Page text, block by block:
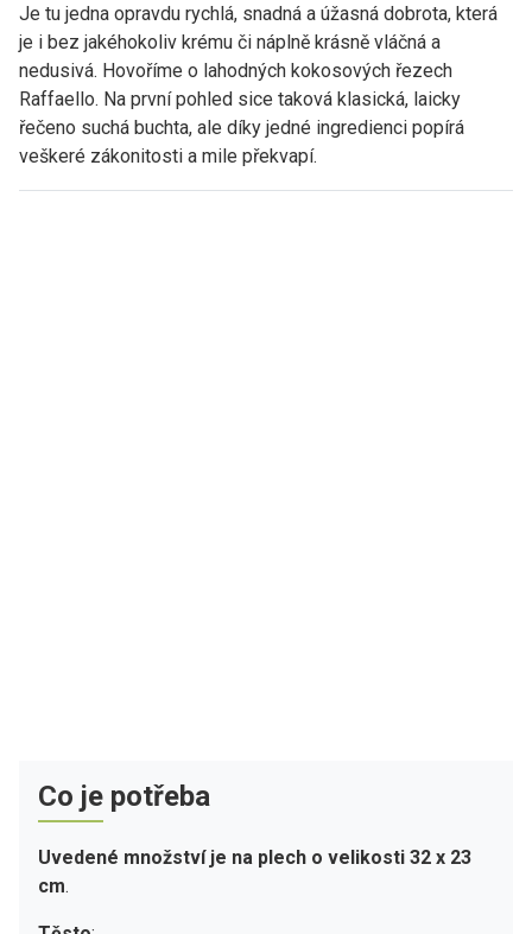
Je tu jedna opravdu rychlá, snadná a úžasná dobrota, která
je i bez jakéhokoliv krému či náplně krásně vláčná a
nedusivá. Hovoříme o lahodných kokosových řezech
Raffaello. Na první pohled sice taková klasická, laicky
řečeno suchá buchta, ale díky jedné ingredienci popírá
veškeré zákonitosti a mile překvapí.
Co je potřeba
Uvedené množství je na plech o velikosti 32 x 23
cm.